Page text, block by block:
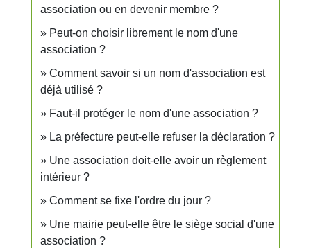
association ou en devenir membre ?
Peut-on choisir librement le nom d'une
association ?
Comment savoir si un nom d'association est
déjà utilisé ?
Faut-il protéger le nom d'une association ?
La préfecture peut-elle refuser la déclaration ?
Une association doit-elle avoir un règlement
intérieur ?
Comment se fixe l'ordre du jour ?
Une mairie peut-elle être le siège social d'une
association ?